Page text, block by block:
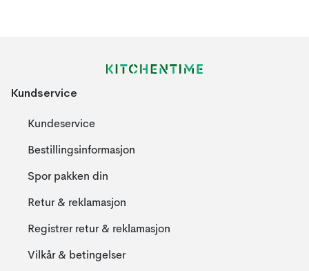
Kundservice
Kundeservice
Bestillingsinformasjon
Spor pakken din
Retur & reklamasjon
Registrer retur & reklamasjon
Vilkår & betingelser